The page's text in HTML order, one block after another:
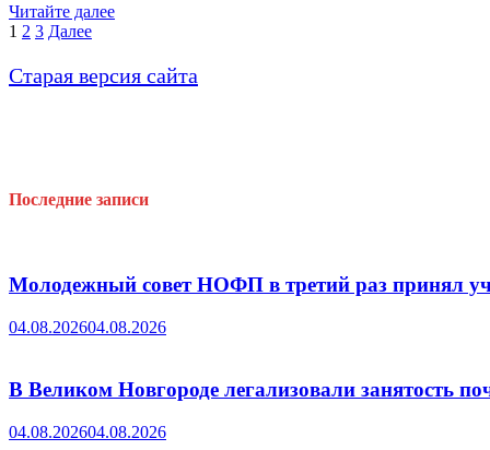
День
памяти
скорби!
Читайте далее
Пагинация
записей
1 2 3 Далее
Старая версия сайта
Последние записи
Молодежный совет НОФП в третий раз принял
04.08.202604.08.2026
В Великом Новгороде легализовали занятость
04.08.202604.08.2026